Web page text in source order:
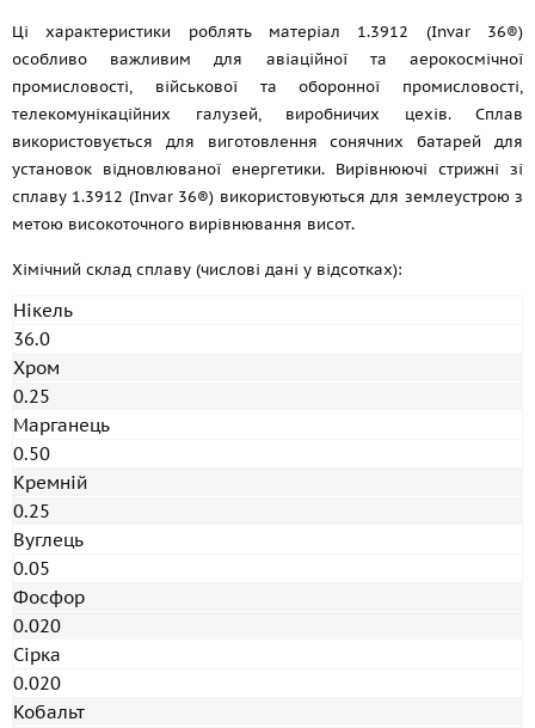
Ці характеристики роблять матеріал 1.3912 (Invar 36®)
особливо важливим для авіаційної та аерокосмічної
промисловості, військової та оборонної промисловості,
телекомунікаційних галузей, виробничих цехів. Сплав
використовується для виготовлення сонячних батарей для
установок відновлюваної енергетики. Вирівнюючі стрижні зі
сплаву 1.3912 (Invar 36®) використовуються для землеустрою з
метою високоточного вирівнювання висот.
Хімічний склад сплаву (числові дані у відсотках):
Нікель
36.0
Хром
0.25
Марганець
0.50
Кремній
0.25
Вуглець
0.05
Фосфор
0.020
Сірка
0.020
Кобальт